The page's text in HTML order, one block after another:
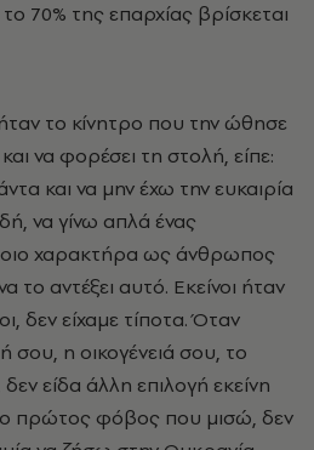
70% της επαρχίας βρίσκεται
το κίνητρο που την ώθησε
να φορέσει τη στολή, είπε:
και να μην έχω την ευκαιρία
να γίνω απλά ένας
χαρακτήρα ως άνθρωπος
αντέξει αυτό. Εκείνοι ήταν
δεν είχαμε τίποτα. Όταν
σου, η οικογένειά σου, το
είδα άλλη επιλογή εκείνη
ο πρώτος φόβος που μισώ, δεν